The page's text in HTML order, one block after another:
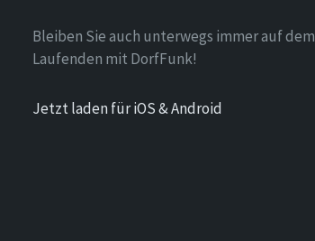
Bleiben Sie auch unterwegs immer auf dem
Laufenden mit DorfFunk!
Jetzt laden für iOS & Android